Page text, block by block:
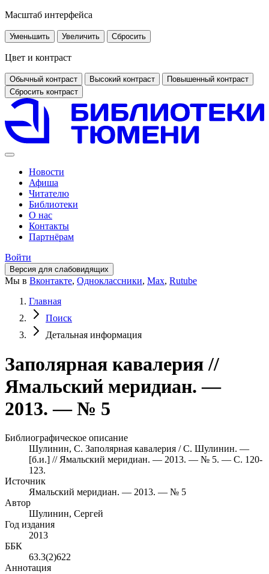
Масштаб интерфейса
Уменьшить Увеличить Сбросить
Цвет и контраст
Обычный контраст Высокий контраст
Повышенный контраст
Сбросить контраст
Новости
Афиша
Читателю
Библиотеки
О нас
Контакты
Партнёрам
Войти
Версия для слабовидящих
Мы в Вконтакте, Одноклассники, Max, Rutube
Главная
Поиск
Детальная информация
Заполярная кавалерия //
Ямальский меридиан. —
2013. — № 5
Библиографическое описание
Шулинин, С. Заполярная кавалерия / С. Шулинин. —
[б.и.] // Ямальский меридиан. — 2013. — № 5. — С. 120-
123.
Источник
Ямальский меридиан. — 2013. — № 5
Автор
Шулинин, Сергей
Год издания
2013
ББК
63.3(2)622
Аннотация